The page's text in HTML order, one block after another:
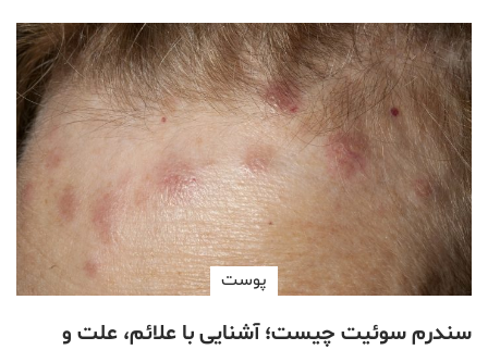
پوست
سندرم سوئیت چیست؛ آشنایی با علائم، علت و